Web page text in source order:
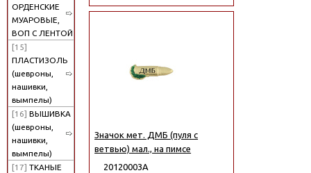
ОРДЕНСКИЕ
МУАРОВЫЕ,
ВОП С ЛЕНТОЙ
[15]
ПЛАСТИЗОЛЬ
(шевроны,
нашивки,
вымпелы)
[16] ВЫШИВКА
(шевроны,
нашивки,
вымпелы)
[17] ТКАНЫЕ
Значок мет. ДМБ (пуля с
ветвью) мал., на пимсе
20120003А